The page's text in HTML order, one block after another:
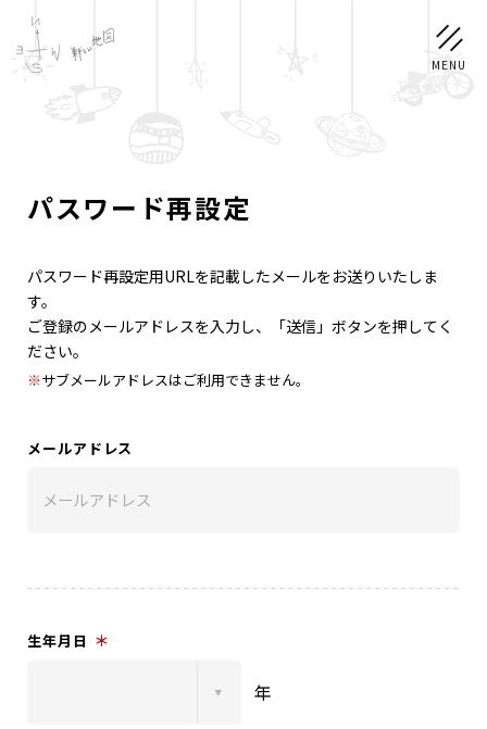
ログイン
NEWS
SCHEDULE
PROFILE
DISCOGRAPHY
パスワード再設定
パスワード再設定用URLを記載したメールをお送りいたしま
す。
ご登録のメールアドレスを入力し、「送信」ボタンを押してく
ださい。
※サブメールアドレスはご利用できません。
メールアドレス
生年月日 ＊
年